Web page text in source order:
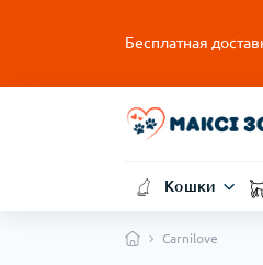
Бесплатная
Кошки
Carnilove